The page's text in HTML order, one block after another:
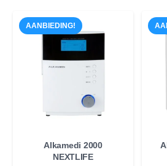
AANBIEDING!
Alkamedi 2000
NEXTLIFE